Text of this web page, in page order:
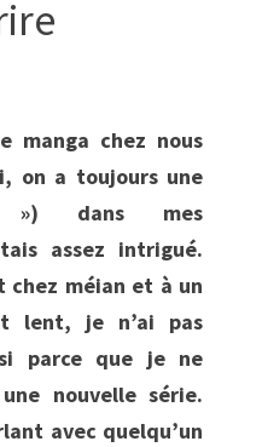
manga chez nous
on a toujours une
») dans mes
assez intrigué.
chez méian et à un
lent, je n’ai pas
parce que je ne
nouvelle série.
avec quelqu’un